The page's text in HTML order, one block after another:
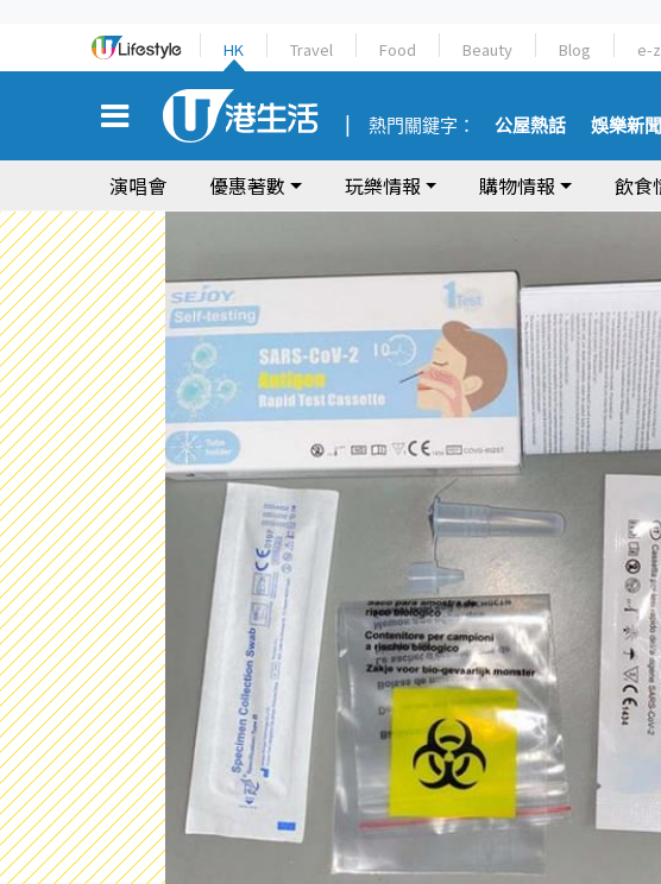
HK Travel Food Beauty Blog e-
熱門關鍵字： 公屋熱話 娛樂新聞
演唱會 優惠著數 玩樂情報 購物情報 飲食